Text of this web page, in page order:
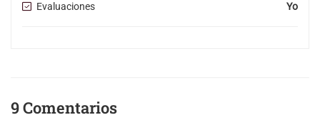
Evaluaciones Yo
9 Comentarios